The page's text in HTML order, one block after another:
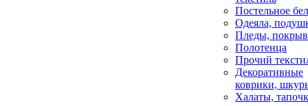
Постельное
Одеяла,
Пледы,
Полотенца
Прочий
Декоративные
коврики,
Халаты,